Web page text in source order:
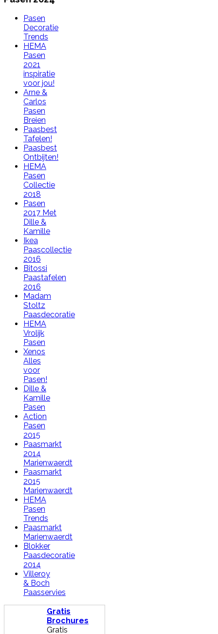
Pasen
Decoratie
Trends
HEMA
Pasen
2021
inspiratie
voor jou!
Arne &
Carlos
Pasen
Breien
Paasbest
Tafelen!
Paasbest
Ontbijten!
HEMA
Pasen
Collectie
2018
Pasen
2017 Met
Dille &
Kamille
Ikea
Paascollectie
2016
Bitossi
Paastafelen
2016
Madam
Stoltz
Paasdecoratie
HEMA
Vrolijk
Pasen
Xenos
Alles
voor
Pasen!
Dille &
Kamille
Pasen
Action
Pasen
2015
Paasmarkt
2014
Marienwaerdt
Paasmarkt
2015
Marienwaerdt
HEMA
Pasen
Trends
Paasmarkt
Marienwaerdt
Blokker
Paasdecoratie
2014
Villeroy
& Boch
Paasservies
Gratis
Brochures
Gratis